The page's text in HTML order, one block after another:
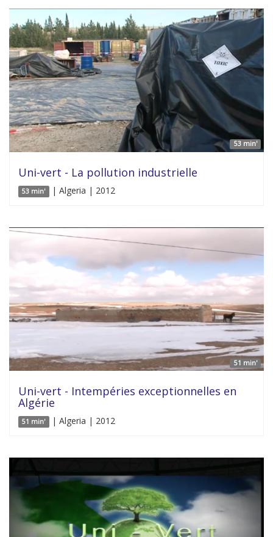
53 min'
Uni-vert - La pollution industrielle
53 min' | Algeria | 2012
51 min'
Uni-vert - Intempéries exceptionnelles en
Algérie
51 min' | Algeria | 2012